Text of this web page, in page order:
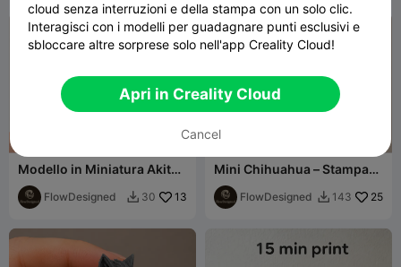
Modello in Miniatura Akita
Inu – Ultra Dettagliato
FlowDesigned  30 13
Mini Chihuahua – Stampa
Rapida Dettagliata
FlowDesigned  143 25
cloud senza interruzioni e della stampa con un solo clic.
Interagisci con i modelli per guadagnare punti esclusivi e
sbloccare altre sorprese solo nell'app Creality Cloud!
Apri in Creality Cloud
Cancel